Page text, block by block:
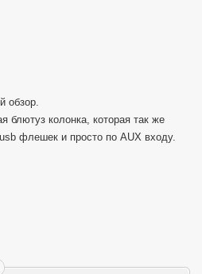
обзор.
блютуз колонка, которая так же
флешек и просто по AUX входу.